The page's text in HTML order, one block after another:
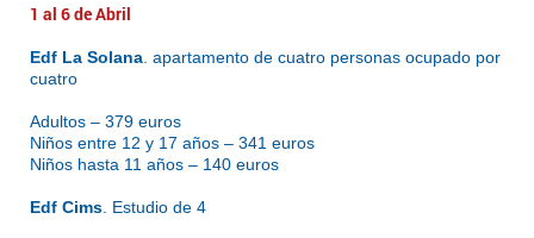
1 al 6 de Abril
Edf La Solana . apartamento de cuatro personas ocupado por
cuatro
Adultos – 379 euros
Niños entre 12 y 17 años – 341 euros
Niños hasta 11 años – 140 euros
Edf Cims . Estudio de 4